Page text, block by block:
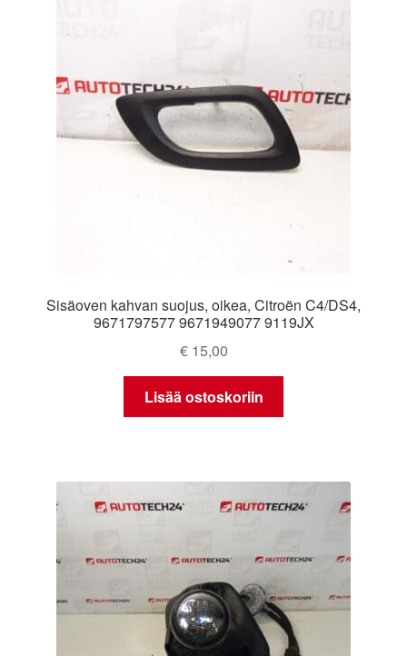
Sisäoven kahvan suojus, oikea, Citroën C4/DS4,
9671797577 9671949077 9119JX
€15,00
Lisää ostoskoriin